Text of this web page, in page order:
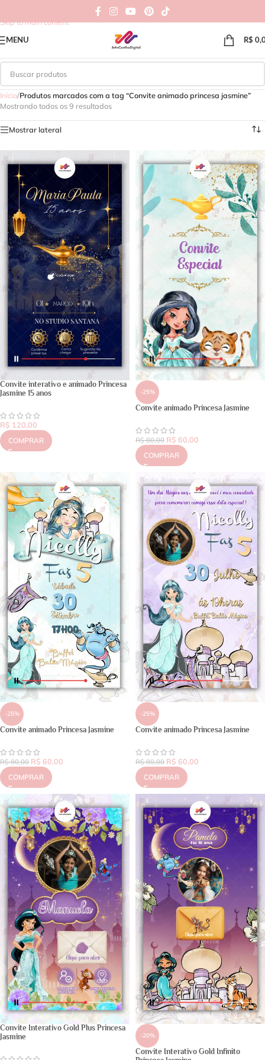
Skip to main content
MENU R$
Início/Produtos marcados com a tag “Convite animado princesa jasmine”
Mostrando todos os 9 resultados
Mostrar lateral
Convite interativo e animado Princesa
Jasmine 15 anos
R$ 120,00
COMPRAR
-25%
Convite animado Princesa Jasmine
R$80,00 R$ 60,00
COMPRAR
-25%
Convite animado Princesa Jasmine
R$80,00 R$ 60,00
COMPRAR
-25%
Convite animado Princesa Jasmine
R$80,00 R$ 60,00
COMPRAR
Convite Interativo Gold Plus Princesa
Jasmine
-20%
Convite Interativo Gold Infinito